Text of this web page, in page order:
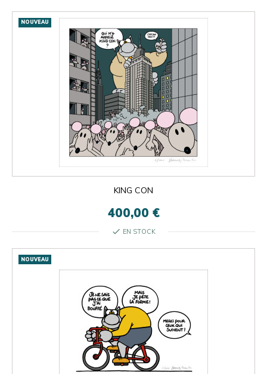
NOUVEAU
KING CON
400,00 €
check EN STOCK
NOUVEAU